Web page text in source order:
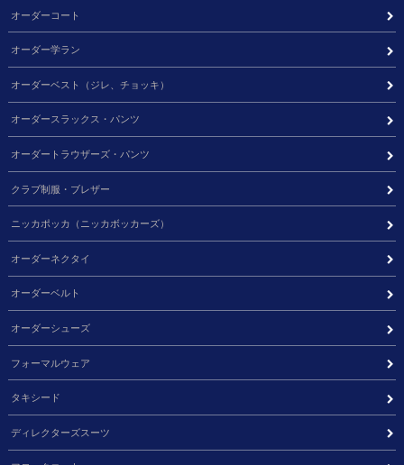
オーダーコート
オーダー学ラン
オーダーベスト（ジレ、チョッキ）
オーダースラックス・パンツ
オーダートラウザーズ・パンツ
クラブ制服・ブレザー
ニッカポッカ（ニッカボッカーズ）
オーダーネクタイ
オーダーベルト
オーダーシューズ
フォーマルウェア
タキシード
ディレクターズスーツ